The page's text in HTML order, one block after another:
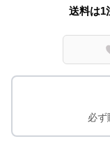
送料は1
必ず